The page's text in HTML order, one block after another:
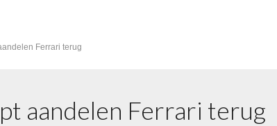
Ferrari terug
aandelen Ferrari terug